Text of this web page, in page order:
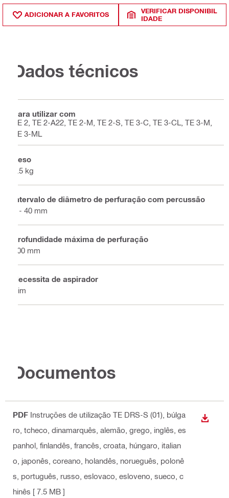
ADICIONAR A FAVORITOS
VERIFICAR DISPONIBIL
IDADE
Dados técnicos
Para utilizar com
TE 2, TE 2-A22, TE 2-M, TE 2-S, TE 3-C, TE 3-CL, TE 3-M,
TE 3-ML
Peso
0.5 kg
Intervalo de diâmetro de perfuração com percussão
4 - 40 mm
Profundidade máxima de perfuração
400 mm
Necessita de aspirador
Sim
Documentos
PDF Instruções de utilização TE DRS-S (01) , búlga
ro, tcheco, dinamarquês, alemão, grego, inglês, es
panhol, finlandês, francês, croata, húngaro, italian
o, japonês, coreano, holandês, norueguês, polonê
s, português, russo, eslovaco, esloveno, sueco, c
hinês [ 7.5 MB ]